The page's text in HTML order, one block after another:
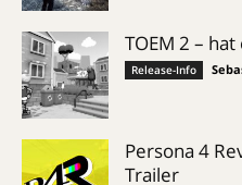
TOEM 2 –
Release-Info
Persona 4
Trailer